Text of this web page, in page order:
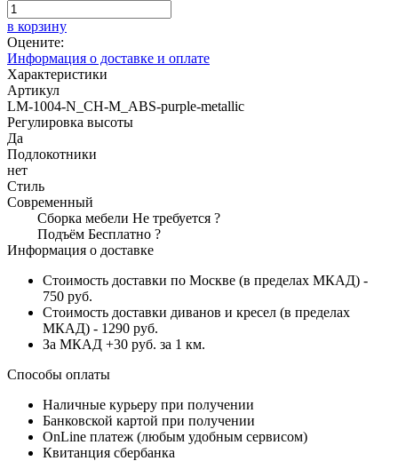
в корзину
Оцените:
Информация о доставке и оплате
Характеристики
Артикул
LM-1004-N_CH-M_ABS-purple-metallic
Регулировка высоты
Да
Подлокотники
нет
Стиль
Современный
Сборка мебели Не требуется ?
Подъём Бесплатно ?
Информация о доставке
Стоимость доставки по Москве (в пределах МКАД) -
750 руб.
Стоимость доставки диванов и кресел (в пределах
МКАД) - 1290 руб.
За МКАД +30 руб. за 1 км.
Способы оплаты
Наличные курьеру при получении
Банковской картой при получении
OnLine платеж (любым удобным сервисом)
Квитанция сбербанка